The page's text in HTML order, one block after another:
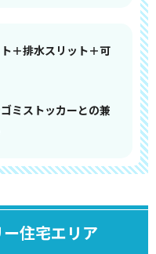
＋排水スリット＋可
ミストッカーとの兼
住宅エリア